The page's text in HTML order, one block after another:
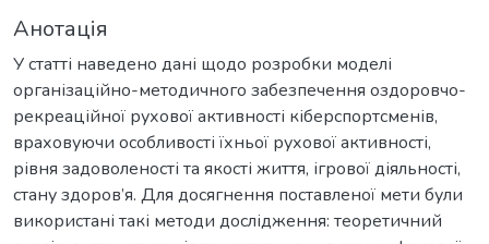
Анотація
У статті наведено дані щодо розробки моделі
організаційно-методичного забезпечення оздоровчо-
рекреаційної рухової активності кіберспортсменів,
враховуючи особливості їхньої рухової активності,
рівня задоволеності та якості життя, ігрової діяльності,
стану здоров’я. Для досягнення поставленої мети були
використані такі методи дослідження: теоретичний